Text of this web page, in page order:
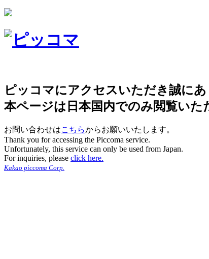
ピッコマにアクセスいただき誠にあ
本ページは日本国内でのみ閲覧いた
お問い合わせはこちらからお願いいたします。
Thank you for accessing the Piccoma service.
Unfortunately, this service can only be used from Japan.
For inquiries, please click here.
Kakao piccoma Corp.